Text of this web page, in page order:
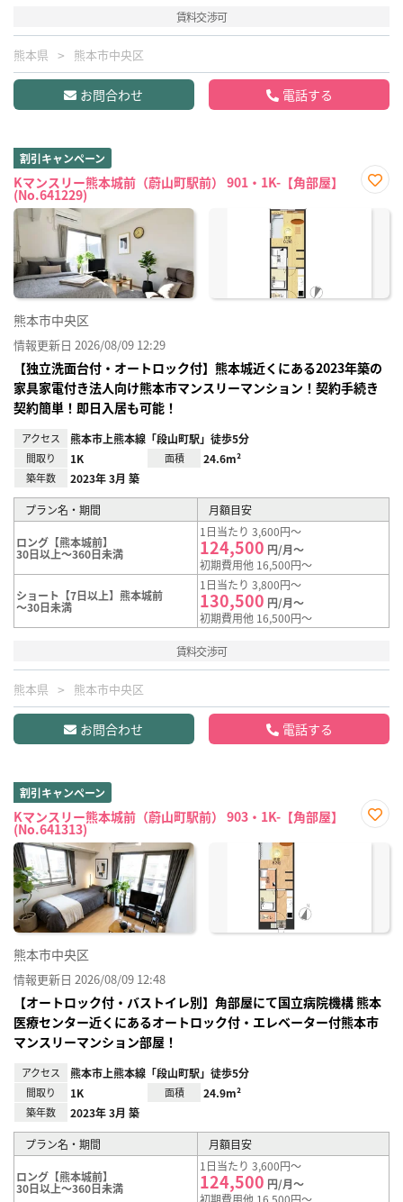
賃料交渉可
熊本県 熊本市中央区
お問合わせ 電話する
割引キャンペーン
Kマンスリー熊本城前（蔚山町駅前） 901・1K-【角部屋】
(No.641229)
に入
熊本市中央区
情報更新日 2026/08/09 12:29
【独立洗面台付・オートロック付】熊本城近くにある2023年築の
家具家電付き法人向け熊本市マンスリーマンション！契約手続き
契約簡単！即日入居も可能！
アクセス 熊本市上熊本線「段山町駅」徒歩5分
間取り 1K 面積 24.6m²
築年数 2023年 3月 築
プラン名・期間 月額目安
ロング【熊本城前】
30日以上～360日未満
1日当たり 3,600円～
124,500 円/月～
初期費用他 16,500円～
ショート【7日以上】熊本城前
～30日未満
1日当たり 3,800円～
130,500 円/月～
初期費用他 16,500円～
賃料交渉可
熊本県 熊本市中央区
お問合わせ 電話する
割引キャンペーン
Kマンスリー熊本城前（蔚山町駅前） 903・1K-【角部屋】
(No.641313)
に入
熊本市中央区
情報更新日 2026/08/09 12:48
【オートロック付・バストイレ別】角部屋にて国立病院機構 熊本
医療センター近くにあるオートロック付・エレベーター付熊本市
マンスリーマンション部屋！
アクセス 熊本市上熊本線「段山町駅」徒歩5分
間取り 1K 面積 24.9m²
築年数 2023年 3月 築
プラン名・期間 月額目安
ロング【熊本城前】
30日以上～360日未満
1日当たり 3,600円～
124,500 円/月～
初期費用他 16,500円～